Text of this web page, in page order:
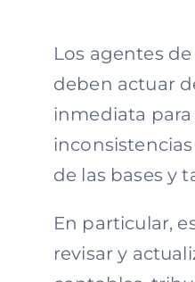
Los agentes
deben actuar
inmediata
de las bases y
En particular,
revisar y